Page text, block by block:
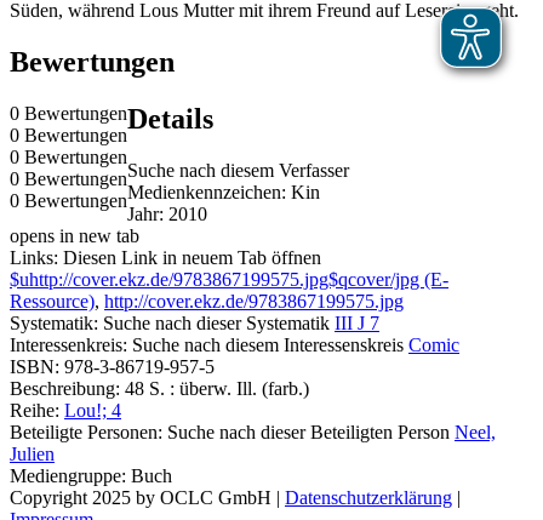
Süden, während Lous Mutter mit ihrem Freund auf Lesereise geht.
Bewertungen
0 Bewertungen
0 Bewertungen
0 Bewertungen
0 Bewertungen
0 Bewertungen
Details
Suche nach diesem Verfasser
Medienkennzeichen: Kin
Jahr: 2010
opens in new tab
Links: Diesen Link in neuem Tab öffnen
$uhttp://cover.ekz.de/9783867199575.jpg$qcover/jpg (E-
Ressource), http://cover.ekz.de/9783867199575.jpg
Systematik: Suche nach dieser Systematik III J 7
Interessenkreis: Suche nach diesem Interessenskreis Comic
ISBN: 978-3-86719-957-5
Beschreibung: 48 S. : überw. Ill. (farb.)
Reihe: Lou!; 4
Beteiligte Personen: Suche nach dieser Beteiligten Person Neel,
Julien
Mediengruppe: Buch
Copyright 2025 by OCLC GmbH | Datenschutzerklärung |